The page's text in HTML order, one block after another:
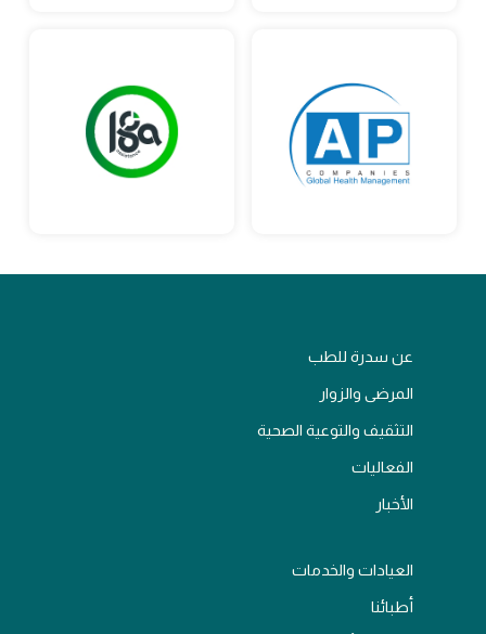
عن سدرة للطب
المرضى والزوار
التثقيف والتوعية الصحية
الفعاليات
الأخبار
العيادات والخدمات
أطبائنا